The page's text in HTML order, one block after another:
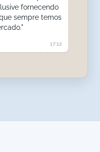
fornecendo
sempre temos
17:12